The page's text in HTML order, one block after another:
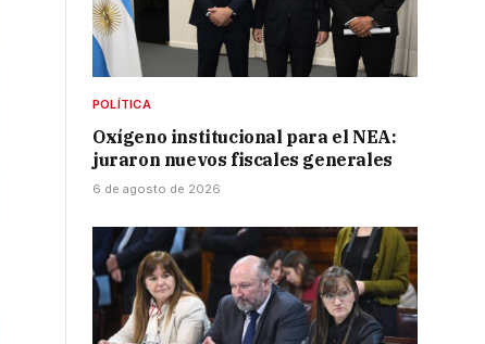
POLÍTICA
Oxígeno institucional para el NEA:
juraron nuevos fiscales generales
6 de agosto de 2026